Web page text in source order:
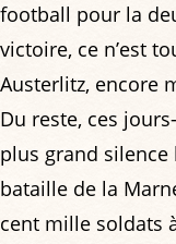
football pour la
victoire, ce n’est
Austerlitz, encore
Du reste, ces
plus grand
bataille de la
cent mille soldats